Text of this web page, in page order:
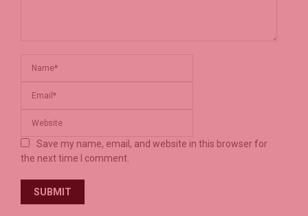
Save my name, email, and website in this browser for
the next time I comment.